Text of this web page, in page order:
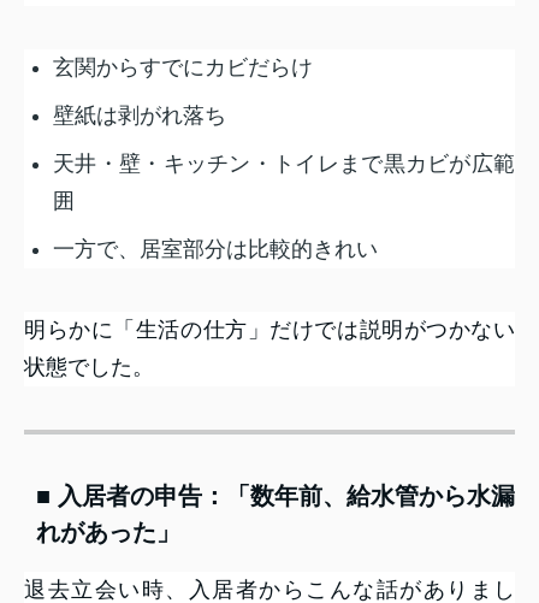
玄関からすでにカビだらけ
壁紙は剥がれ落ち
天井・壁・キッチン・トイレまで黒カビが広範
囲
一方で、居室部分は比較的きれい
明らかに「生活の仕方」だけでは説明がつかない
状態でした。
■ 入居者の申告：「数年前、給水管から水漏
れがあった」
退去立会い時、入居者からこんな話がありまし